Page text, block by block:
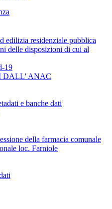
edilizia residenziale pubblica
delle disposizioni di cui al
19
DALL' ANAC
e banche dati
della farmacia comunale
loc. Farniole